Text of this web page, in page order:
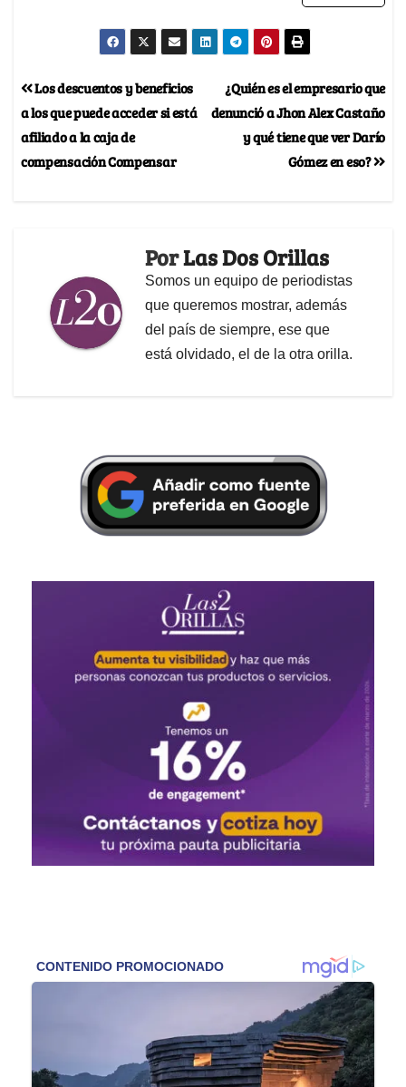
¿Quién es el empresario que
denunció a Jhon Alex Castaño
y qué tiene que ver Darío
Gómez en eso?
Los descuentos y beneficios
a los que puede acceder si está
afiliado a la caja de
compensación Compensar
PorLas Dos Orillas
Somos un equipo de periodistas
que queremos mostrar, además
del país de siempre, ese que
está olvidado, el de la otra orilla.